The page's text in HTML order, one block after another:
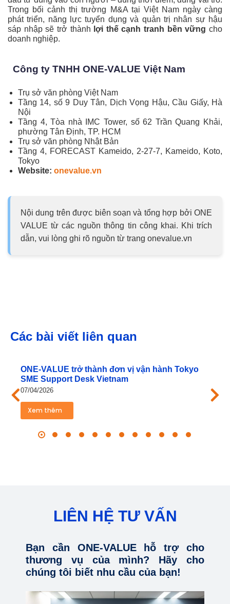
Trong bối cảnh thị trường M&A tại Việt Nam ngày càng
phát triển, năng lực tuyển dụng và quản trị nhân sự hậu
sáp nhập sẽ trở thành lợi thế cạnh tranh bền vững cho
doanh nghiệp.
Công ty TNHH ONE-VALUE Việt Nam
Trụ sở văn phòng Việt Nam
Tầng 14, số 9 Duy Tân, Dịch Vọng Hậu, Cầu Giấy, Hà
Nội
Tầng 4, Tòa nhà IMC Tower, số 62 Trần Quang Khải,
phường Tân Định, TP. HCM
Trụ sở văn phòng Nhật Bản
Tầng 4, FORECAST Kameido, 2-27-7, Kameido, Koto,
Tokyo
Website: onevalue.vn
Nội dung trên được biên soạn và tổng hợp bởi ONE
VALUE từ các nguồn thông tin công khai. Khi trích
dẫn, vui lòng ghi rõ nguồn từ trang onevalue.vn
Các bài viết liên quan
ONE‑VALUE trở thành đơn vị vận hành Tokyo
SME Support Desk Vietnam
07/04/2026
Xem thêm
LIÊN HỆ TƯ VẤN
Bạn cần ONE-VALUE hỗ trợ cho
thương vụ của mình? Hãy cho
chúng tôi biết nhu cầu của bạn!